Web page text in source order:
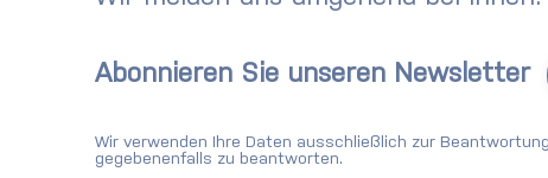
Pilotprojekt von New York
Abonnieren Sie unseren Newsletter
Wir verwenden Ihre Daten ausschließlich zur
gegebenenfalls zu beantworten.